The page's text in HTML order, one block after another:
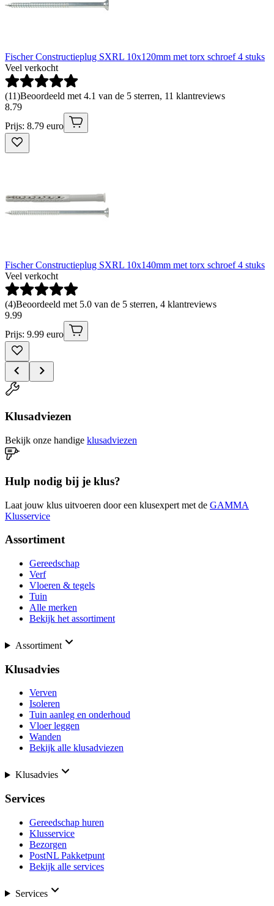
Fischer Constructieplug SXRL 10x120mm met torx schroef 4 stuks
Veel verkocht
(11)Beoordeeld met 4.1 van de 5 sterren, 11 klantreviews
8.79
Prijs: 8.79 euro
Fischer Constructieplug SXRL 10x140mm met torx schroef 4 stuks
Veel verkocht
(4)Beoordeeld met 5.0 van de 5 sterren, 4 klantreviews
9.99
Prijs: 9.99 euro
Klusadviezen
Bekijk onze handige klusadviezen
Hulp nodig bij je klus?
Laat jouw klus uitvoeren door een klusexpert met de GAMMA
Klusservice
Assortiment
Gereedschap
Verf
Vloeren & tegels
Tuin
Alle merken
Bekijk het assortiment
Assortiment
Klusadvies
Verven
Isoleren
Tuin aanleg en onderhoud
Vloer leggen
Wanden
Bekijk alle klusadviezen
Klusadvies
Services
Gereedschap huren
Klusservice
Bezorgen
PostNL Pakketpunt
Bekijk alle services
Services